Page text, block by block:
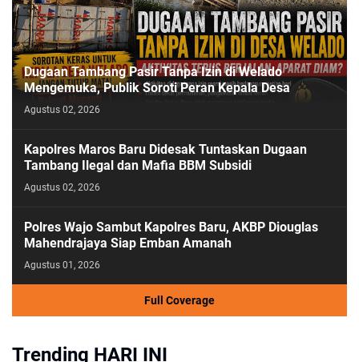
Dugaan Tambang Pasir Tanpa Izin di Welado
Mengemuka, Publik Soroti Peran Kepala Desa
Agustus 02, 2026
Kapolres Maros Baru Didesak Tuntaskan Dugaan
Tambang Ilegal dan Mafia BBM Subsidi
Agustus 02, 2026
Polres Wajo Sambut Kapolres Baru, AKBP Diouglas
Mahendrajaya Siap Emban Amanah
Agustus 01, 2026
Full Coverage
Trending HARI INI